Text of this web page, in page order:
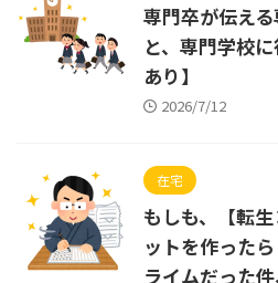
専門卒が伝え
と、専門学校
あり】
2026/7/12
在宅
もしも、【転
ットを作った
ライムだった